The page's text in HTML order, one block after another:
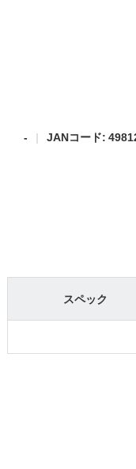
- JANコード:
スペック